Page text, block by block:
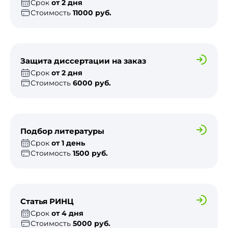
Срок от 2 дня
Стоимость 11000 руб.
Защита диссертации на заказ
Срок от 2 дня
Стоимость 6000 руб.
Подбор литературы
Срок от 1 день
Стоимость 1500 руб.
Статья РИНЦ
Срок от 4 дня
Стоимость 5000 руб.